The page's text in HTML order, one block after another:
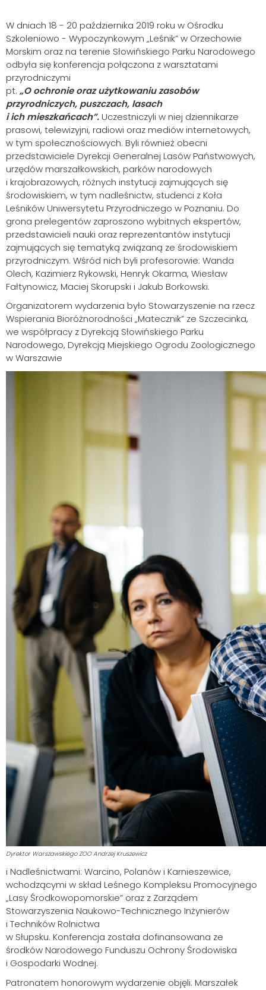
W dniach 18 - 20 października 2019 roku w Ośrodku
Szkoleniowo - Wypoczynkowym „Leśnik” w Orzechowie
Morskim oraz na terenie Słowińskiego Parku Narodowego
odbyła się konferencja połączona z warsztatami
przyrodniczymi
pt. „O ochronie oraz użytkowaniu zasobów
przyrodniczych, puszczach, lasach
i ich mieszkańcach”.Uczestniczyli w niej dziennikarze
prasowi, telewizyjni, radiowi oraz mediów internetowych,
w tym społecznościowych. Byli również obecni
przedstawiciele Dyrekcji Generalnej Lasów Państwowych,
urzędów marszałkowskich, parków narodowych
i krajobrazowych, różnych instytucji zajmujących się
środowiskiem, w tym nadleśnictw, studenci z Koła
Leśników Uniwersytetu Przyrodniczego w Poznaniu. Do
grona prelegentów zaproszono wybitnych ekspertów,
przedstawicieli nauki oraz reprezentantów instytucji
zajmujących się tematyką związaną ze środowiskiem
przyrodniczym. Wśród nich byli profesorowie: Wanda
Olech, Kazimierz Rykowski, Henryk Okarma, Wiesław
Fałtynowicz, Maciej Skorupski i Jakub Borkowski.
Organizatorem wydarzenia było Stowarzyszenie na rzecz
Wspierania Bioróżnorodności „Matecznik” ze Szczecinka,
we współpracy z Dyrekcją Słowińskiego Parku
Narodowego, Dyrekcją Miejskiego Ogrodu Zoologicznego
w Warszawie
Dyrektor Warszawskiego ZOO Andrzej Kruszewicz
i Nadleśnictwami: Warcino, Polanów i Karnieszewice,
wchodzącymi w skład Leśnego Kompleksu Promocyjnego
„Lasy Środkowopomorskie” oraz z Zarządem
Stowarzyszenia Naukowo-Technicznego Inżynierów
i Techników Rolnictwa
w Słupsku. Konferencja została dofinansowana ze
środków Narodowego Funduszu Ochrony Środowiska
i Gospodarki Wodnej.
Patronatem honorowym wydarzenie objęli: Marszałek